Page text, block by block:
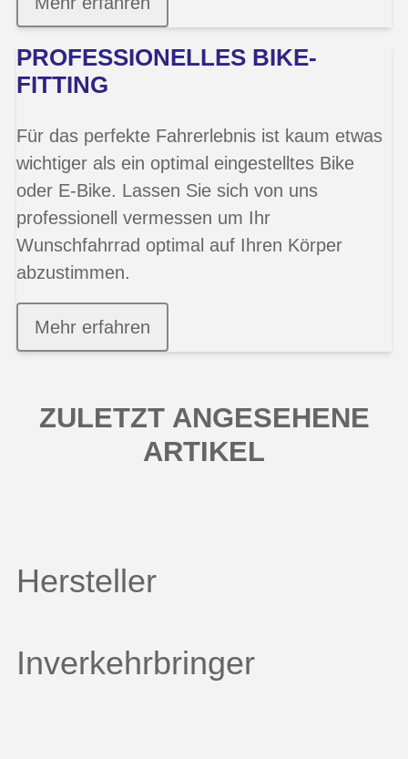
PROFESSIONELLES BIKE-
FITTING
Für das perfekte Fahrerlebnis ist kaum etwas
wichtiger als ein optimal eingestelltes Bike
oder E-Bike. Lassen Sie sich von uns
professionell vermessen um Ihr
Wunschfahrrad optimal auf Ihren Körper
abzustimmen.
Mehr erfahren
ZULETZT ANGESEHENE
ARTIKEL
Hersteller
Inverkehrbringer